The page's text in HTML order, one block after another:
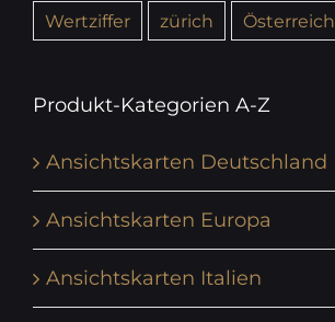
Wertziffer
zürich Österreich
Produkt-Kategorien A-Z
Ansichtskarten Deutschland
Ansichtskarten Europa
Ansichtskarten Italien